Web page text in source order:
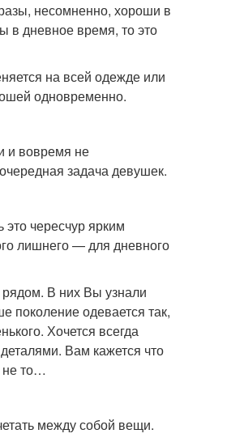
несомненно, хороши в
в дневное время, то это
на всей одежде или
одновременно.
и вовремя не
задача девушек.
чересчур ярким
лишнего — для дневного
В них Вы узнали
поколение одевается так,
Хочется всегда
Вам кажется что
не то…
между собой вещи.